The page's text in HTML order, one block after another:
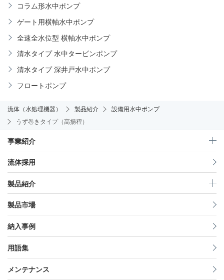
コラム形水中ポンプ
ゲート用横軸水中ポンプ
全速全水位型 横軸水中ポンプ
清水タイプ 水中タービンポンプ
清水タイプ 深井戸水中ポンプ
フロートポンプ
流体（水処理機器） 製品紹介
設備用水中ポンプ
うず巻きタイプ（高揚程）
事業紹介
流体採用
製品紹介
製品市場
納入事例
用語集
メンテナンス